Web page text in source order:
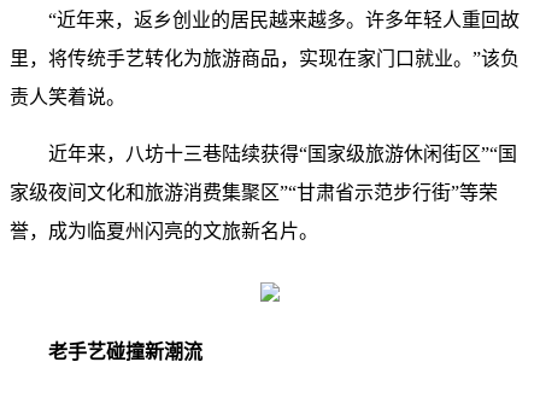
“近年来，返乡创业的居民越来越多。许多年轻人重回故
里，将传统手艺转化为旅游商品，实现在家门口就业。”该负
责人笑着说。
近年来，八坊十三巷陆续获得“国家级旅游休闲街区”“国
家级夜间文化和旅游消费集聚区”“甘肃省示范步行街”等荣
誉，成为临夏州闪亮的文旅新名片。
老手艺碰撞新潮流